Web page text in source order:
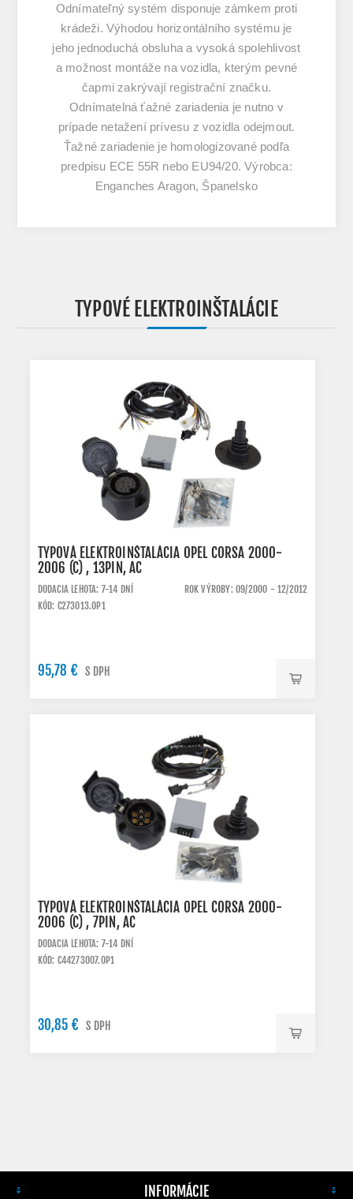
Odnímateľný systém disponuje zámkem proti
krádeži. Výhodou horizontálního systému je
jeho jednoduchá obsluha a vysoká spolehlivost
a možnost montáže na vozidla, kterým pevné
čapmi zakrývají registrační značku.
Odnímatelná ťažné zariadenia je nutno v
prípade netažení prívesu z vozidla odejmout.
Ťažné zariadenie je homologizované podľa
predpisu ECE 55R nebo EU94/20. Výrobca:
Enganches Aragon, Španelsko
TYPOVÉ ELEKTROINŠTALÁCIE
TYPOVÁ ELEKTROINŠTALÁCIA OPEL CORSA 2000-
2006 (C) , 13PIN, AC
DODACIA LEHOTA: 7-14 DNÍ
ROK VÝROBY: 09/2000 - 12/2012
KÓD: C273013.OP1
95,78 € S DPH
TYPOVÁ ELEKTROINŠTALÁCIA OPEL CORSA 2000-
2006 (C) , 7PIN, AC
DODACIA LEHOTA: 7-14 DNÍ
KÓD: C44273007.OP1
30,85 € S DPH
INFORMÁCIE